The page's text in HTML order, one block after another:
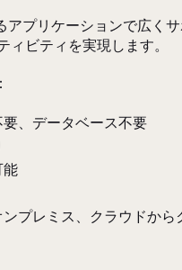
プリケーションで広く
ビティを実現します。
、データベース不要
能
プレミス、クラウドから